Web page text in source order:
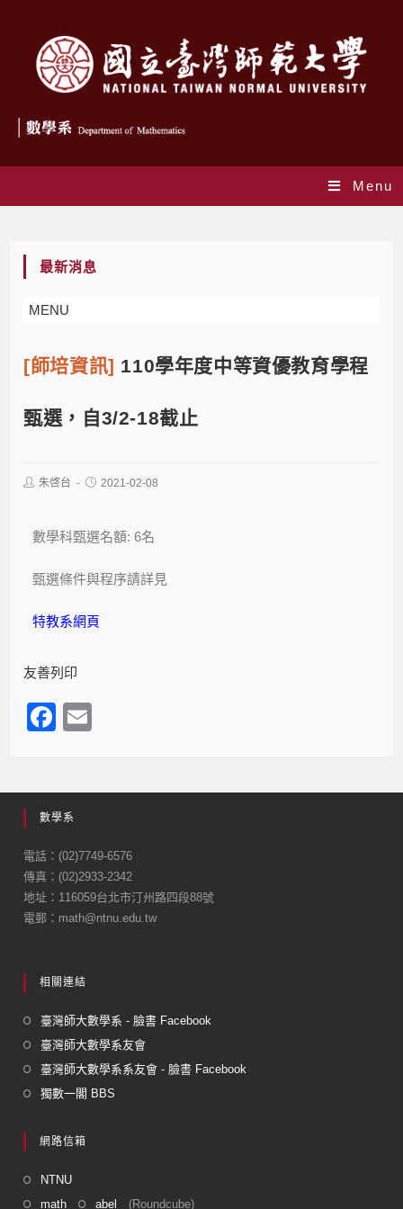
Menu
最新消息
MENU
[師培資訊] 110學年度中等資優教育學程
甄選，自3/2-18截止
朱啓台 2021-02-08
數學科甄選名額: 6名
甄選條件與程序請詳見
特教系網頁
友善列印
F
e
b
o
o
k
數學系
電話：(02)7749-6576
傳真：(02)2933-2342
地址：116059台北市汀州路四段88號
電郵：math@ntnu.edu.tw
相關連結
臺灣師大數學系 - 臉書 Facebook
臺灣師大數學系友會
臺灣師大數學系系友會 - 臉書 Facebook
獨數一閣 BBS
網路信箱
NTNU
math
abel (Roundcube)